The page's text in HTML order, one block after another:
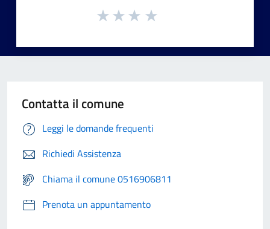
Contatta il comune
Leggi le domande frequenti
Richiedi Assistenza
Chiama il comune 0516906811
Prenota un appuntamento